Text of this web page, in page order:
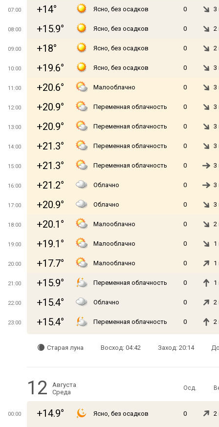
07:00 +14° Ясно, без осадков 0 3
08:00 +15.9° Ясно, без осадков 0 2
09:00 +18° Ясно, без осадков 0 2
10:00 +19.6° Ясно, без осадков 0 3
11:00 +20.6° Малооблачно 0 3
12:00 +20.9° Переменная облачность 0 3
13:00 +20.9° Переменная облачность 0 3
14:00 +21.3° Переменная облачность 0 3
15:00 +21.3° Переменная облачность 0 3
16:00 +21.2° Облачно 0 3
17:00 +20.9° Облачно 0 3
18:00 +20.1° Малооблачно 0 2
19:00 +19.1° Малооблачно 0 1
20:00 +17.7° Малооблачно 0 1
21:00 +15.9° Переменная облачность 0 1
22:00 +15.4° Облачно 0 2
23:00 +15.4° Переменная облачность 0 2
Старая луна Восход: 04:42 Заход: 20:14
12
Августа
Среда
Осд.
00:00 +14.9° Ясно, без осадков 0 2